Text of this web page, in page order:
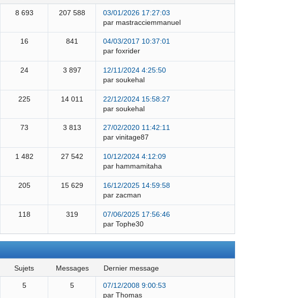
8 693 207 588
03/01/2026 17:27:03
par mastracciemmanuel
16 841
04/03/2017 10:37:01
par foxrider
24 3 897
12/11/2024 4:25:50
par soukehal
225 14 011
22/12/2024 15:58:27
par soukehal
73 3 813
27/02/2020 11:42:11
par vinitage87
1 482 27 542
10/12/2024 4:12:09
par hammamitaha
205 15 629
16/12/2025 14:59:58
par zacman
118 319
07/06/2025 17:56:46
par Tophe30
sujets messages dernier message
5 5
07/12/2008 9:00:53
par Thomas